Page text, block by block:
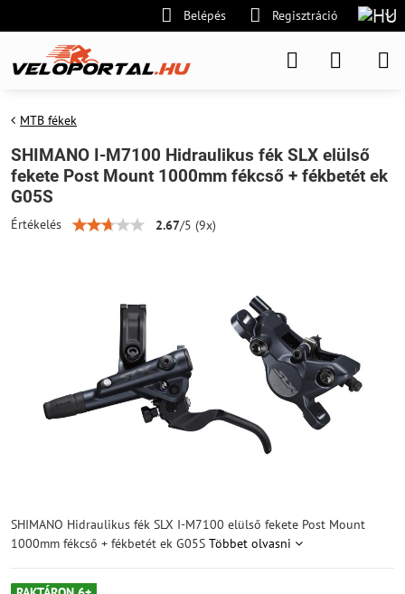
Belépés Regisztráció
MTB fékek
SHIMANO I-M7100 Hidraulikus fék SLX elülső
fekete Post Mount 1000mm fékcső + fékbetét ek
G05S
Értékelés 2.67/5 (9x)
SHIMANO Hidraulikus fék SLX I-M7100 elülső fekete Post Mount
1000mm fékcső + fékbetét ek G05S Többet olvasni